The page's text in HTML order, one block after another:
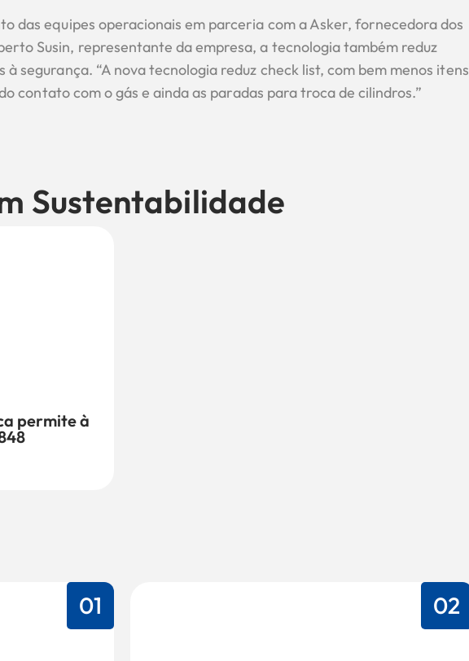
das equipes operacionais em parceria com a Asker, fornecedora dos
Susin, representante da empresa, a tecnologia também reduz
segurança. “A nova tecnologia reduz check list, com bem menos itens
contato com o gás e ainda as paradas para troca de cilindros.”
Sustentabilidade
permite à
01 02